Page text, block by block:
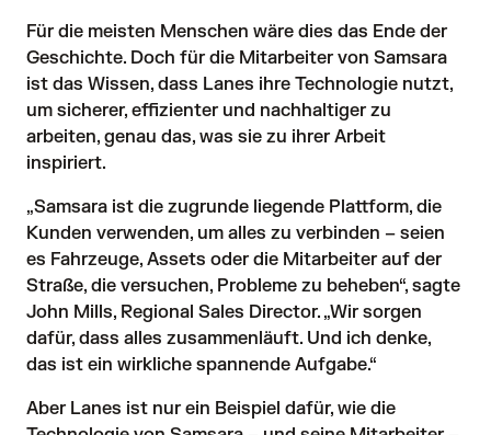
Für die meisten Menschen wäre dies das Ende der
Geschichte. Doch für die Mitarbeiter von Samsara
ist das Wissen, dass Lanes ihre Technologie nutzt,
um sicherer, effizienter und nachhaltiger zu
arbeiten, genau das, was sie zu ihrer Arbeit
inspiriert.
„Samsara ist die zugrunde liegende Plattform, die
Kunden verwenden, um alles zu verbinden – seien
es Fahrzeuge, Assets oder die Mitarbeiter auf der
Straße, die versuchen, Probleme zu beheben“, sagte
John Mills, Regional Sales Director. „Wir sorgen
dafür, dass alles zusammenläuft. Und ich denke,
das ist ein wirkliche spannende Aufgabe.“
Aber Lanes ist nur ein Beispiel dafür, wie die